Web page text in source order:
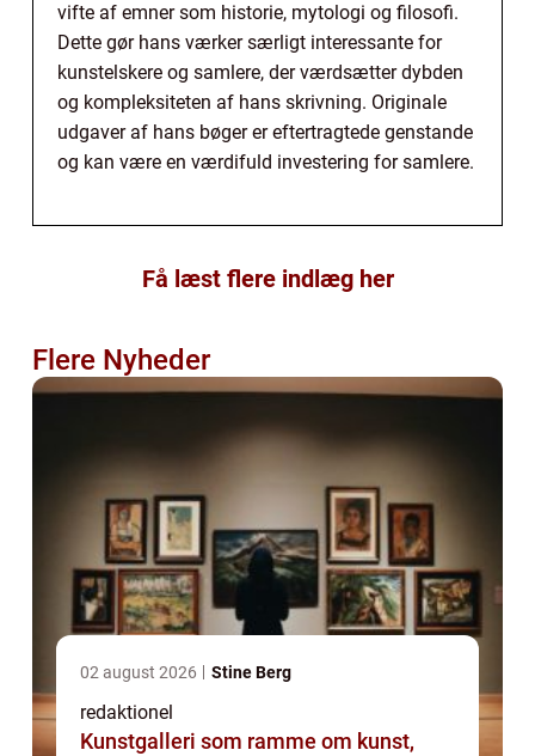
vifte af emner som historie, mytologi og filosofi.
Dette gør hans værker særligt interessante for
kunstelskere og samlere, der værdsætter dybden
og kompleksiteten af hans skrivning. Originale
udgaver af hans bøger er eftertragtede genstande
og kan være en værdifuld investering for samlere.
Få læst flere indlæg her
Flere Nyheder
02 august 2026 Stine Berg
redaktionel
Kunstgalleri som ramme om kunst,